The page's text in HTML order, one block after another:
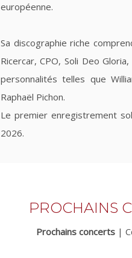
européenne.
Sa discographie riche
Ricercar, CPO, Soli Deo
personnalités telles que
Raphaël Pichon.
Le premier enregistrement
2026.
PROCHAINS
Prochains concerts |